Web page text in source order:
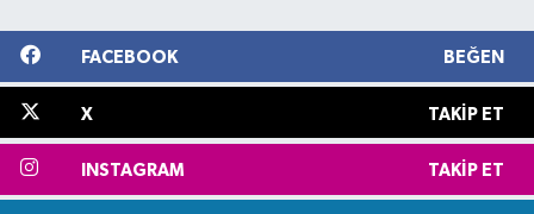
FACEBOOK BEĞEN
X TAKIP ET
INSTAGRAM TAKIP ET